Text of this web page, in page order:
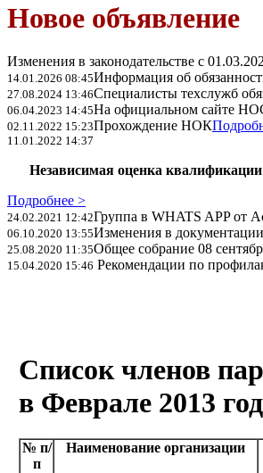
Новое объявление
Изменения в законодательстве с
14.01.2026 08:45Информация об
27.08.2024 13:46Специалисты техслужб
06.04.2023 14:45На официальном сайте
02.11.2022 15:23Прохождение НОК
11.01.2022 14:37
Независимая оценка квалификации
Подробнее >
24.02.2021 12:42Группа в WHATS APP
06.10.2020 13:55Изменения в
25.08.2020 11:35Общее собрание 08
15.04.2020 15:46 Рекомендации по
Список членов
в Феврале 2013
№ п/
п
Наименование организации